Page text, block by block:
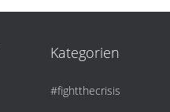
Kategorien
#fightthecrisis